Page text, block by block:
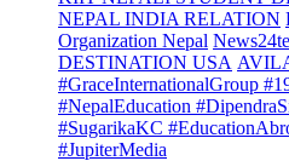
NEPAL INDIA RELATION
Organization Nepal
DESTINATION USA
#GraceInternationalGroup
#NepalEducation
#SugarikaKC
#JupiterMedia